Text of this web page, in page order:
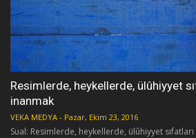
Resimlerde, heykellerde, ülûhiyyet
inanmak
VEKA MEDYA - Pazar, Ekim 23, 2016
Sual: Resimlerde, heykellerde, ülûhiyyet